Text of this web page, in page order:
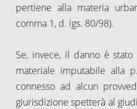
pertiene alla materia
comma 1, d. lgs. 80/98).
Se, invece, il danno è
materiale imputabile alla
connesso ad alcun
giurisdizione spetterà al